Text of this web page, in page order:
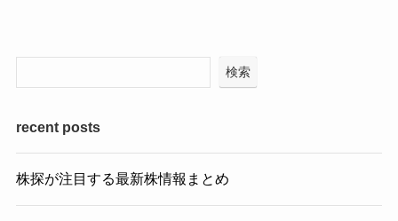
検索
recent posts
株探が注目する最新株情報まとめ